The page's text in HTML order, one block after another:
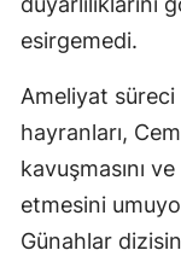
esirgemedi.
Ameliyat
hayranları,
kavuşmasını
etmesini
Günahlar